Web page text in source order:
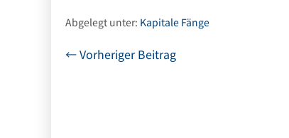
Abgelegt unter: Kapitale Fänge
Beitragsnavigation
← Vorheriger Beitrag